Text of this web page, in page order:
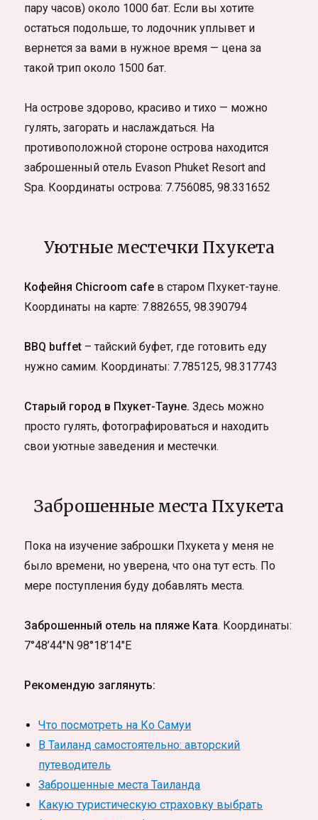
пару часов) около 1000 бат. Если вы хотите
остаться подольше, то лодочник уплывет и
вернется за вами в нужное время — цена за
такой трип около 1500 бат.
На острове здорово, красиво и тихо — можно
гулять, загорать и наслаждаться. На
противоположной стороне острова находится
заброшенный отель Evason Phuket Resort and
Spa. Координаты острова: 7.756085, 98.331652
Уютные местечки Пхукета
Кофейня Chicroom cafe в старом Пхукет-тауне.
Координаты на карте: 7.882655, 98.390794
BBQ buffet – тайский буфет, где готовить еду
нужно самим. Координаты: 7.785125, 98.317743
Старый город в Пхукет-Тауне. Здесь можно
просто гулять, фотографироваться и находить
свои уютные заведения и местечки.
Заброшенные места Пхукета
Пока на изучение заброшки Пхукета у меня не
было времени, но уверена, что она тут есть. По
мере поступления буду добавлять места.
Заброшенный отель на пляже Ката. Координаты:
7°48’44″N 98°18’14″E
Рекомендую заглянуть:
Что посмотреть на Ко Самуи
В Таиланд самостоятельно: авторский
путеводитель
Заброшенные места Таиланда
Какую туристическую страховку выбрать